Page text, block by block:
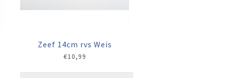
Zeef 14cm rvs Weis
€10,99